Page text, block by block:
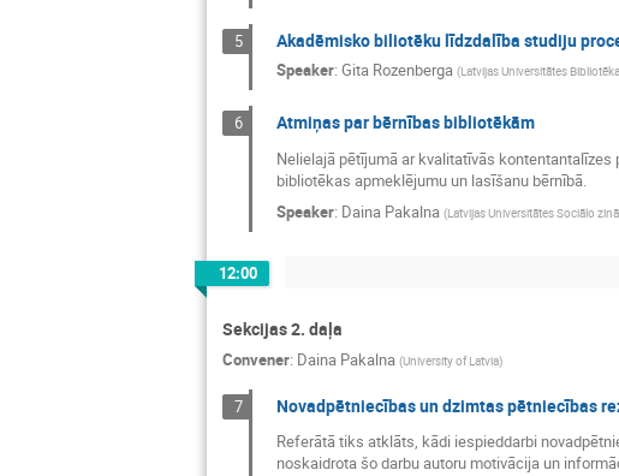
5 Akadēmisko biliotēku līdzdalība studiju
Speaker: Gita Rozenberga (Latvijas Universitātes Bibliotēka
6 Atmiņas par bērnības bibliotēkām
Nelielajā pētījumā ar kvalitatīvās
bibliotēkas apmeklējumu un lasīšanu bērnībā.
Speaker: Daina Pakalna (Latvijas Universitātes Sociālo
12:00
Sekcijas 2. daļa
Convener: Daina Pakalna (University of Latvia)
7 Novadpētniecības un dzimtas pētniecības
Referātā tiks atklāts, kādi iespieddarbi
noskaidrota šo darbu autoru motivācija un